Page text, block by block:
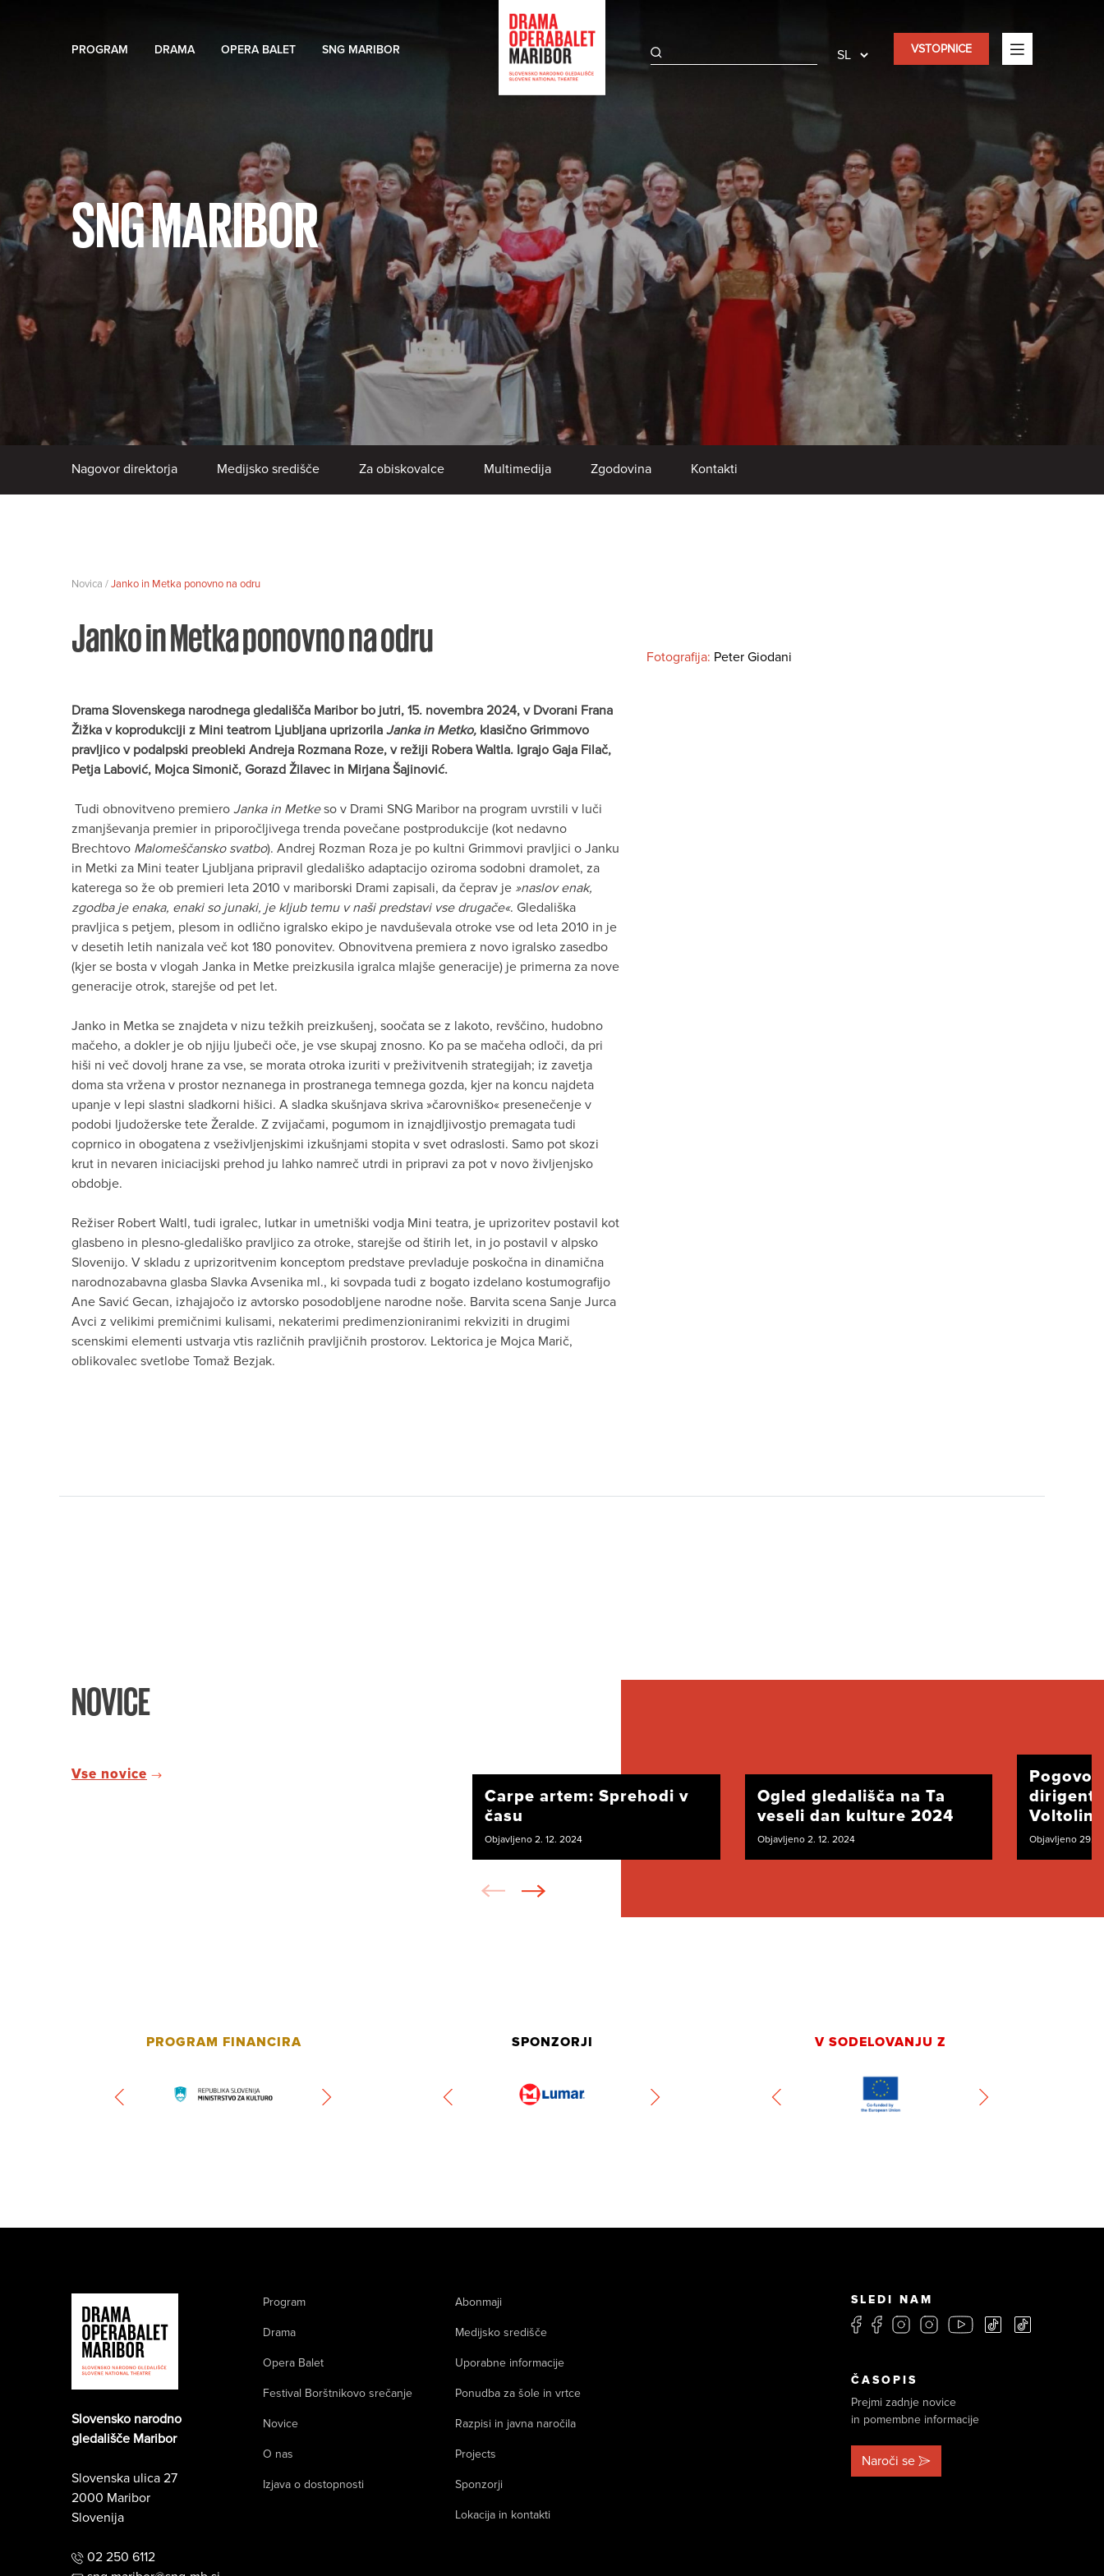
PROGRAM DRAMA OPERA BALET SNG MARIBOR VSTOPNICE
SNG MARIBOR
Nagovor direktorja Medijsko središče Za obiskovalce Multimedija Zgodovina Kontakti
Novica /Janko in Metka ponovno na odru
Janko in Metka ponovno na odru
Drama Slovenskega narodnega gledališča Maribor bo jutri, 15. novembra 2024, v Dvorani Frana
Žižka v koprodukciji z Mini teatrom Ljubljana uprizorila Janka in Metko, klasično Grimmovo
pravljico v podalpski preobleki Andreja Rozmana Roze, v režiji Robera Waltla. Igrajo Gaja Filač,
Petja Labović, Mojca Simonič, Gorazd Žilavec in Mirjana Šajinović.
Tudi obnovitveno premiero Janka in Metkeso v Drami SNG Maribor na program uvrstili v luči
zmanjševanja premier in priporočljivega trenda povečane postprodukcije (kot nedavno
Brechtovo Malomeščansko svatbo). Andrej Rozman Roza je po kultni Grimmovi pravljici o Janku
in Metki za Mini teater Ljubljana pripravil gledališko adaptacijo oziroma sodobni dramolet, za
katerega so že ob premieri leta 2010 v mariborski Drami zapisali, da čeprav je »naslov enak,
zgodba je enaka, enaki so junaki, je kljub temu v naši predstavi vse drugače«. Gledališka
pravljica s petjem, plesom in odlično igralsko ekipo je navduševala otroke vse od leta 2010 in je
v desetih letih nanizala več kot 180 ponovitev. Obnovitvena premiera z novo igralsko zasedbo
(kjer se bosta v vlogah Janka in Metke preizkusila igralca mlajše generacije) je primerna za nove
generacije otrok, starejše od pet let.
Janko in Metka se znajdeta v nizu težkih preizkušenj, soočata se z lakoto, revščino, hudobno
mačeho, a dokler je ob njiju ljubeči oče, je vse skupaj znosno. Ko pa se mačeha odloči, da pri
hiši ni več dovolj hrane za vse, se morata otroka izuriti v preživitvenih strategijah; iz zavetja
doma sta vržena v prostor neznanega in prostranega temnega gozda, kjer na koncu najdeta
upanje v lepi slastni sladkorni hišici. A sladka skušnjava skriva »čarovniško« presenečenje v
podobi ljudožerske tete Žeralde. Z zvijačami, pogumom in iznajdljivostjo premagata tudi
coprnico in obogatena z vseživljenjskimi izkušnjami stopita v svet odraslosti. Samo pot skozi
krut in nevaren iniciacijski prehod ju lahko namreč utrdi in pripravi za pot v novo življenjsko
obdobje.
Režiser Robert Waltl, tudi igralec, lutkar in umetniški vodja Mini teatra, je uprizoritev postavil kot
glasbeno in plesno-gledališko pravljico za otroke, starejše od štirih let, in jo postavil v alpsko
Slovenijo. V skladu z uprizoritvenim konceptom predstave prevladuje poskočna in dinamična
narodnozabavna glasba Slavka Avsenika ml., ki sovpada tudi z bogato izdelano kostumografijo
Ane Savić Gecan, izhajajočo iz avtorsko posodobljene narodne noše. Barvita scena Sanje Jurca
Avci z velikimi premičnimi kulisami, nekaterimi predimenzioniranimi rekviziti in drugimi
scenskimi elementi ustvarja vtis različnih pravljičnih prostorov. Lektorica je Mojca Marič,
oblikovalec svetlobe Tomaž Bezjak.
Fotografija: Peter Giodani
NOVICE
Vse novice
Carpe artem: Sprehodi v
času
Objavljeno 2. 12. 2024
Ogled gledališča na Ta
veseli dan kulture 2024
Objavljeno 2. 12. 2024 Objavljeno 29.
PROGRAM FINANCIRA SPONZORJI V SODELOVANJU Z
Slovensko narodno
gledališče Maribor
Slovenska ulica 27
2000 Maribor
Slovenija
02 250 6112
Program
Drama
Opera Balet
Festival Borštnikovo srečanje
Novice
O nas
Izjava o dostopnosti
Abonmaji
Medijsko središče
Uporabne informacije
Ponudba za šole in vrtce
Razpisi in javna naročila
Projects
Sponzorji
Lokacija in kontakti
SLEDI NAM
ČASOPIS
Prejmi zadnje novice
in pomembne informacije
Naroči se